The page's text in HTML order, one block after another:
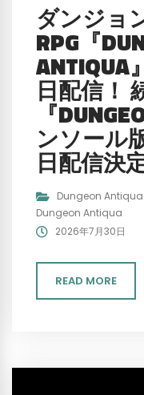
ダンジョ
RPG『
ANTIQUA
日配信！
『
ンソール
日配信決
Dungeon
Dungeon Antiqua
2026年7月30日
READ MORE